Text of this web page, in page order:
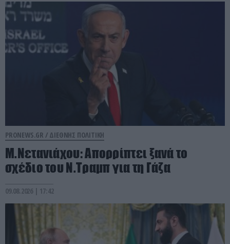
PRONEWS.GR / ΔΙΕΘΝΗΣ ΠΟΛΙΤΙΚΗ
Μ.Νετανιάχου: Απορρίπτει ξανά το
σχέδιο του Ν.Τραμπ για τη Γάζα
09.08.2026 | 17:42